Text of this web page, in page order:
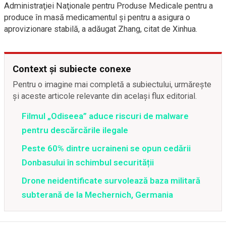
Administraţiei Naţionale pentru Produse Medicale pentru a
produce în masă medicamentul şi pentru a asigura o
aprovizionare stabilă, a adăugat Zhang, citat de Xinhua.
Context și subiecte conexe
Pentru o imagine mai completă a subiectului, urmărește
și aceste articole relevante din același flux editorial.
Filmul „Odiseea” aduce riscuri de malware
pentru descărcările ilegale
Peste 60% dintre ucraineni se opun cedării
Donbasului în schimbul securității
Drone neidentificate survolează baza militară
subterană de la Mechernich, Germania